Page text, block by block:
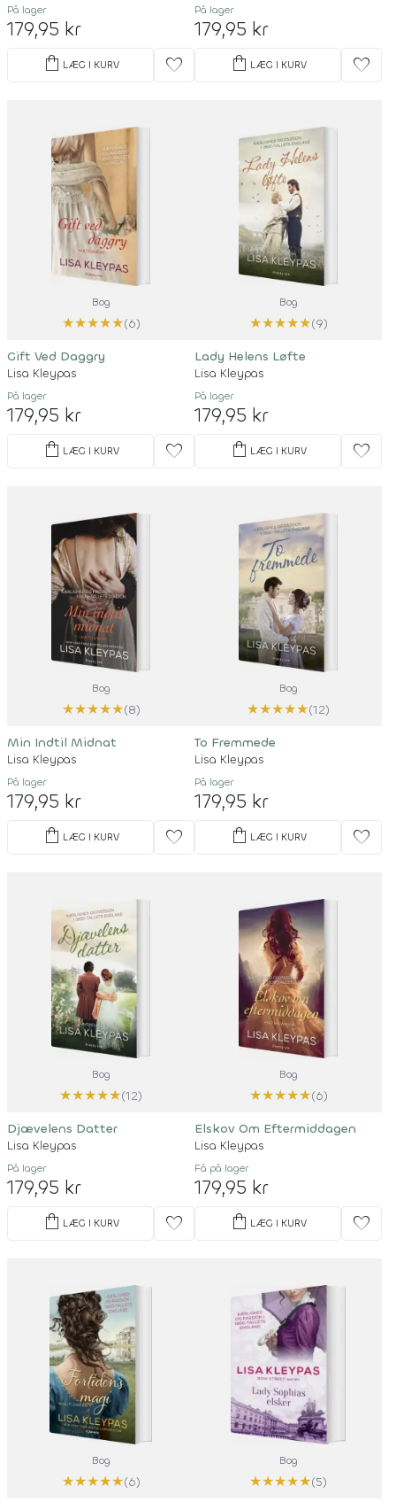
På lager
179,95 kr
shopping_bag LÆG I KURV favorite
På lager
179,95 kr
shopping_bag LÆG I KURV favorite
Bog
★★★★★(6)
Gift Ved Daggry
Lisa Kleypas
På lager
179,95 kr
shopping_bag LÆG I KURV favorite
Bog
★★★★★(9)
Lady Helens Løfte
Lisa Kleypas
På lager
179,95 kr
shopping_bag LÆG I KURV favorite
Bog
★★★★★(8)
Min Indtil Midnat
Lisa Kleypas
På lager
179,95 kr
shopping_bag LÆG I KURV favorite
Bog
★★★★★(12)
To Fremmede
Lisa Kleypas
På lager
179,95 kr
shopping_bag LÆG I KURV favorite
Bog
★★★★★(12)
Djævelens Datter
Lisa Kleypas
På lager
179,95 kr
shopping_bag LÆG I KURV favorite
Bog
★★★★★(6)
Elskov Om Eftermiddagen
Lisa Kleypas
Få på lager
179,95 kr
shopping_bag LÆG I KURV favorite
Bog
★★★★★(6)
Bog
★★★★★(5)